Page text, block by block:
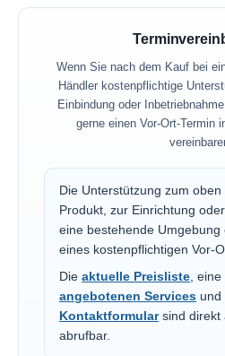
Wenn Sie nach dem Kauf bei
Händler kostenpflichtige
Einbindung oder
gerne einen Vor-Ort-Termin
Die Unterstützung zum oben
Produkt, zur Einrichtung
eine bestehende Umgebung
eines kostenpflichtigen Vor-
Die aktuelle Preisliste ,
angebotenen Services und
Kontaktformularsind direkt
abrufbar.